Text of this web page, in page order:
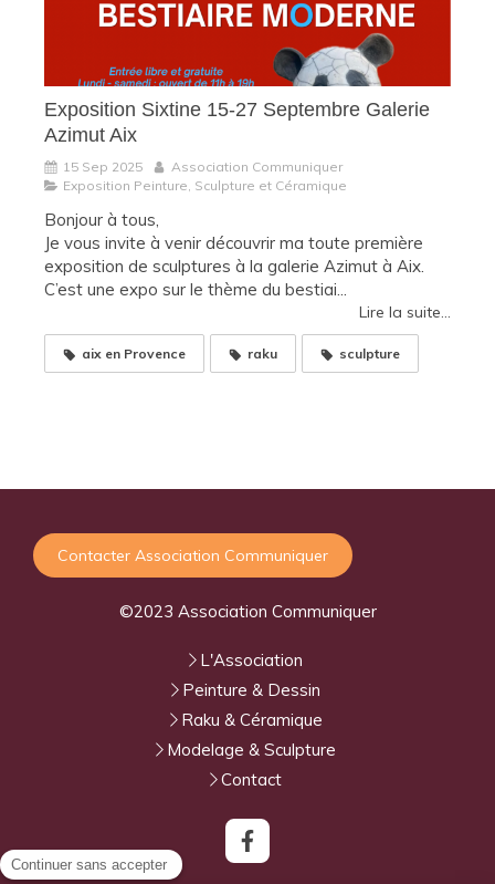
Exposition Sixtine 15-27 Septembre Galerie
Azimut Aix
15 Sep 2025
Association Communiquer
Exposition Peinture, Sculpture et Céramique
Bonjour à tous,
Je vous invite à venir découvrir ma toute première
exposition de sculptures à la galerie Azimut à Aix.
C’est une expo sur le thème du bestiai...
Lire la suite...
aix en Provence raku sculpture
Contacter Association Communiquer
©2023 Association Communiquer
L'Association
Peinture & Dessin
Raku & Céramique
Modelage & Sculpture
Contact